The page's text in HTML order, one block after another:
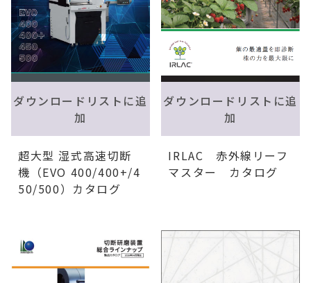
ダウンロードリストに追
加
超大型 湿式高速切断
機（EVO 400/400+/4
50/500）カタログ
ダウンロードリストに追
加
IRLAC 赤外線リーフ
マスター カタログ